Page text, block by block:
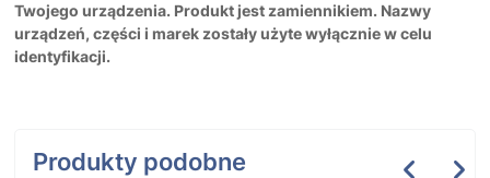
Twojego urządzenia. Produkt jest zamiennikiem. Nazwy
urządzeń, części i marek zostały użyte wyłącznie w celu
identyfikacji.
Produkty podobne